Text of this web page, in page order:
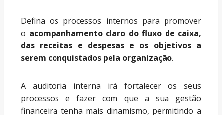
Defina os processos internos para promover
o acompanhamento claro do fluxo de caixa,
das receitas e despesas e os objetivos a
serem conquistados pela organização.
A auditoria interna irá fortalecer os seus
processos e fazer com que a sua gestão
financeira tenha mais dinamismo, permitindo a